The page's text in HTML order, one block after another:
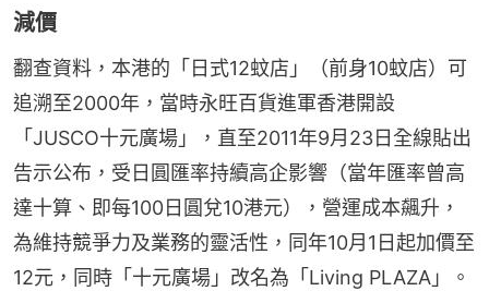
減價
翻查資料，本港的「日式12蚊店」（前身10蚊店）可
追溯至2000年，當時永旺百貨進軍香港開設
「JUSCO十元廣場」，直至2011年9月23日全線貼出
告示公布，受日圓匯率持續高企影響（當年匯率曾高
達十算、即每100日圓兌10港元），營運成本飆升，
為維持競爭力及業務的靈活性，同年10月1日起加價至
12元，同時「十元廣場」改名為「Living PLAZA」。